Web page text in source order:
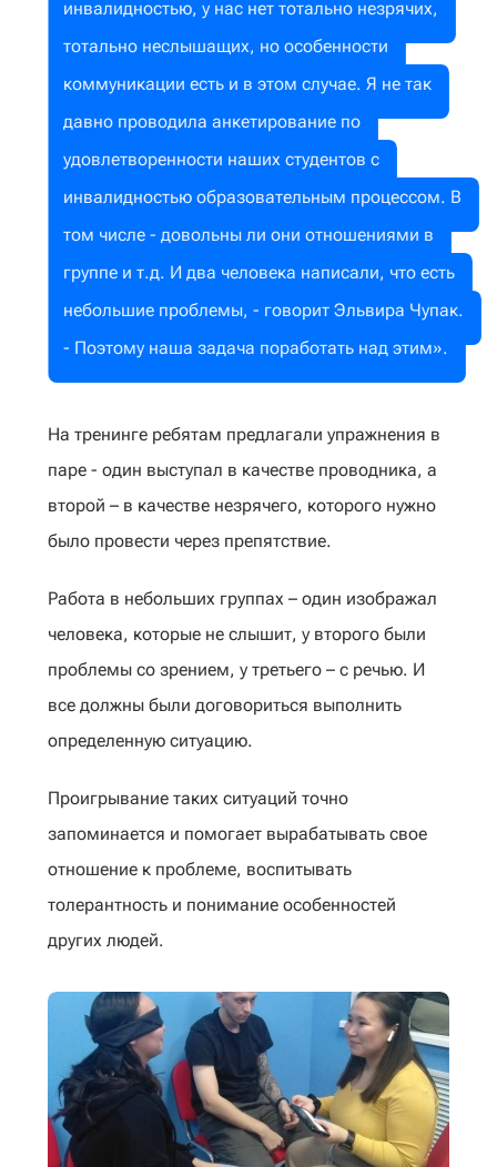
инвалидностью, у нас нет тотально незрячих,
тотально неслышащих, но особенности
коммуникации есть и в этом случае. Я не так
давно проводила анкетирование по
удовлетворенности наших студентов с
инвалидностью образовательным процессом. В
том числе - довольны ли они отношениями в
группе и т.д. И два человека написали, что есть
небольшие проблемы, - говорит Эльвира Чупак.
- Поэтому наша задача поработать над этим».
На тренинге ребятам предлагали упражнения в
паре - один выступал в качестве проводника, а
второй – в качестве незрячего, которого нужно
было провести через препятствие.
Работа в небольших группах – один изображал
человека, которые не слышит, у второго были
проблемы со зрением, у третьего – с речью. И
все должны были договориться выполнить
определенную ситуацию.
Проигрывание таких ситуаций точно
запоминается и помогает вырабатывать свое
отношение к проблеме, воспитывать
толерантность и понимание особенностей
других людей.